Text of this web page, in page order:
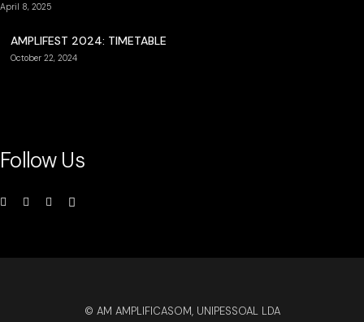
April 8, 2025
AMPLIFEST 2024: TIMETABLE
October 22, 2024
Follow Us
© AM AMPLIFICASOM, UNIPESSOAL LDA